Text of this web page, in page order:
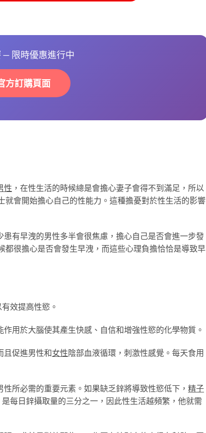
— 限時優惠進行中
方訂購頁面
性 ，在性生活的時候總是會擔心妻子會得不到滿足，所以
會開始擔心自己的性能力。這種擔憂對於性生活的影響
患有早洩的男性多半會很焦慮，擔心自己是否會進一步發
很擔心是否會發生早洩，而這些心理負擔恰恰是導致早
效提高性慾。
用於大腦使其產生快感、自信和增強性慾的化學物質。
且促進男性和女性陰部血液循環，刺激性感覺。每天食用
所必需的重要元素。如果缺乏鋅將導致性慾低下， 精子
每日鋅攝取量的三分之一，因此性生活越頻繁，他就需